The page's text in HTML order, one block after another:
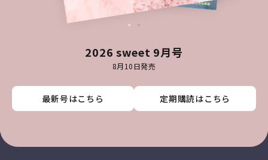
2026 sweet 9月号
8月10日発売
最新号はこちら 定期購読はこちら
最新号はこちら 定期購読はこちら
最新号はこちら 定期購読はこちら
最新号はこちら 定期購読はこちら